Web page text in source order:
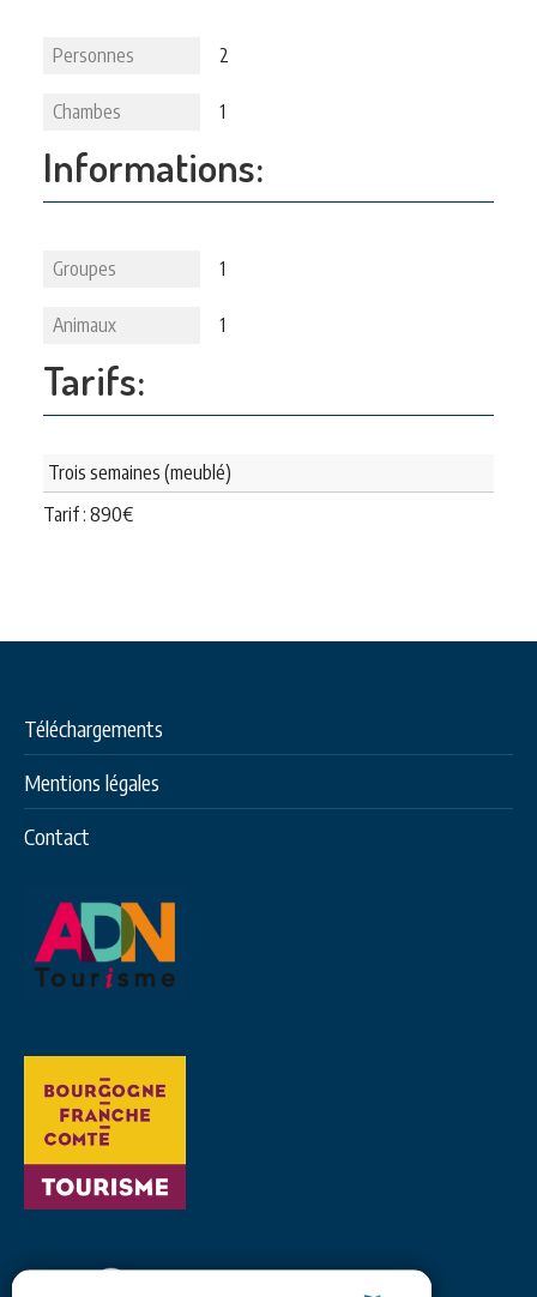
Personnes 2
Chambes 1
Informations:
Groupes 1
Animaux 1
Tarifs:
Trois semaines (meublé)
Tarif : 890€
Téléchargements
Mentions légales
Contact